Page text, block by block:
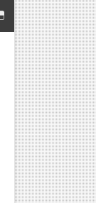
கல்வி
இயக்குநர்